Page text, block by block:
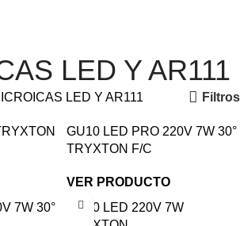
LED Y AR111
LED Y AR111 Filtros
GU10 LED PRO 220V 7W 30°
TRYXTON F/C
VER PRODUCTO
7W 30°
GU10 LED 220V 7W